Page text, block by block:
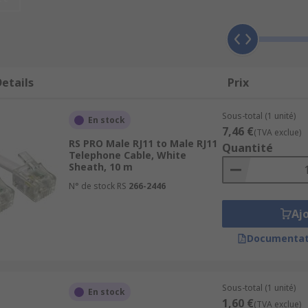
Fibre optic cables are a more advanced version of
specific task it is needed for. For example, in high-
need an extra conductive layer to ensure
telephone extension will also determine the type of cable
those that have been manufactured to British Telecom
Prix
En stock
RS PRO Male RJ11 to Male RJ11
Telephone Cable, White
Sheath, 10 m
N° de stock RS 266-2446
Sous-total (1 unité)
7,46 €(TVA exclue)
Quantité
En stock Sous-total (1 unité)
1,60 €(TVA exclue)